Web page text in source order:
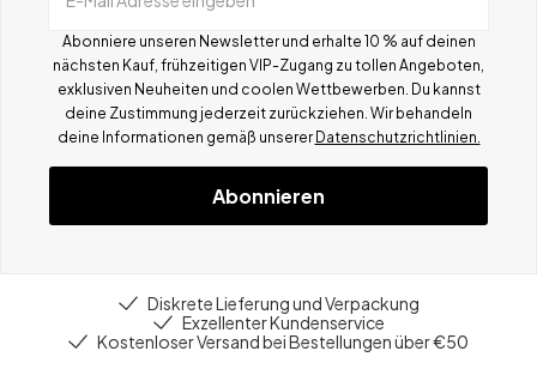
Abonniere unseren Newsletter und erhalte 10 % auf deinen
nächsten Kauf, frühzeitigen VIP-Zugang zu tollen Angeboten,
exklusiven Neuheiten und coolen Wettbewerben. Du kannst
deine Zustimmung jederzeit zurückziehen. Wir behandeln
deine Informationen gemäß unserer Datenschutzrichtlinien.
Abonnieren
Diskrete Lieferung und Verpackung
Exzellenter Kundenservice
Kostenloser Versand bei Bestellungen über €50